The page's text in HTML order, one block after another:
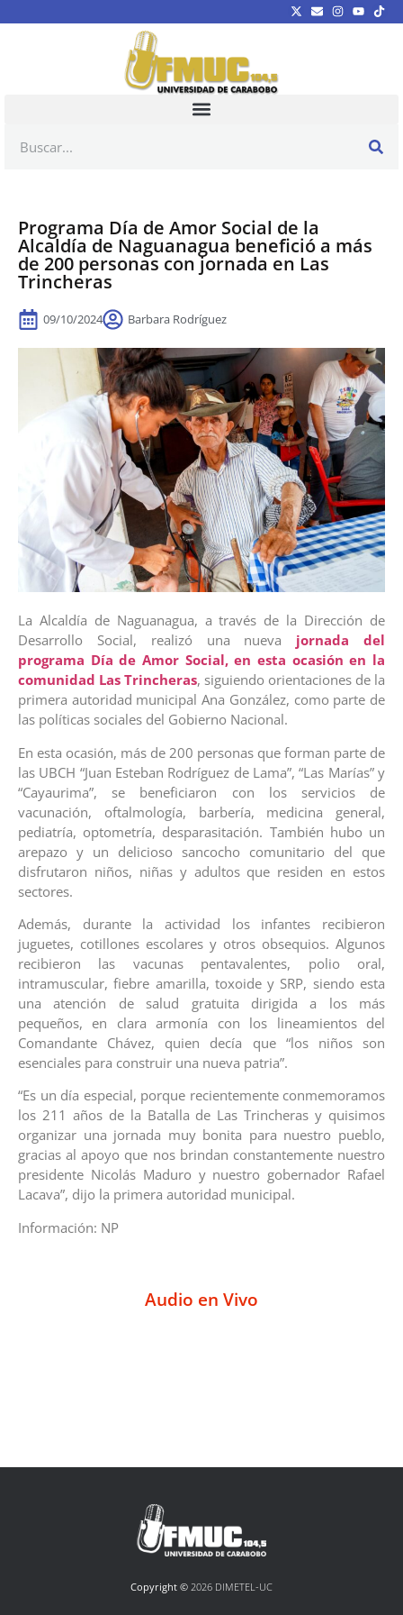
Programa Día de Amor Social de la
Alcaldía de Naguanagua benefició a más
de 200 personas con jornada en Las
Trincheras
09/10/2024 Barbara Rodríguez
La Alcaldía de Naguanagua, a través de la Dirección de
Desarrollo Social, realizó una nueva jornada del
programa Día de Amor Social, en esta ocasión en la
comunidad Las Trincheras, siguiendo orientaciones de la
primera autoridad municipal Ana González, como parte de
las políticas sociales del Gobierno Nacional.
En esta ocasión, más de 200 personas que forman parte de
las UBCH “Juan Esteban Rodríguez de Lama”, “Las Marías” y
“Cayaurima”, se beneficiaron con los servicios de
vacunación, oftalmología, barbería, medicina general,
pediatría, optometría, desparasitación. También hubo un
arepazo y un delicioso sancocho comunitario del que
disfrutaron niños, niñas y adultos que residen en estos
sectores.
Además, durante la actividad los infantes recibieron
juguetes, cotillones escolares y otros obsequios. Algunos
recibieron las vacunas pentavalentes, polio oral,
intramuscular, fiebre amarilla, toxoide y SRP, siendo esta
una atención de salud gratuita dirigida a los más
pequeños, en clara armonía con los lineamientos del
Comandante Chávez, quien decía que “los niños son
esenciales para construir una nueva patria”.
“Es un día especial, porque recientemente conmemoramos
los 211 años de la Batalla de Las Trincheras y quisimos
organizar una jornada muy bonita para nuestro pueblo,
gracias al apoyo que nos brindan constantemente nuestro
presidente Nicolás Maduro y nuestro gobernador Rafael
Lacava”, dijo la primera autoridad municipal.
Información: NP
Audio en Vivo
Copyright © 2026 DIMETEL-UC